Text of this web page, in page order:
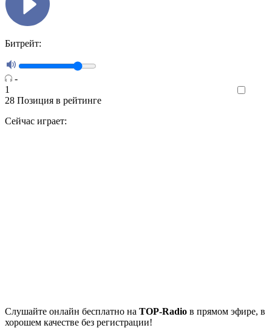
Битрейт:
-
1
28 Позиция в рейтинге
Сейчас играет:
Cлушайте онлайн бесплатно на TOP-Radio в прямом эфире, в
хорошем качестве без регистрации!